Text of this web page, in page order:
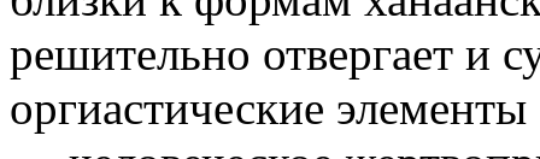
решительно отвергает и
оргиастические